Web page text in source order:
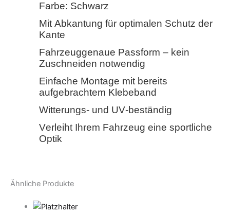
Farbe: Schwarz
Mit Abkantung für optimalen Schutz der
Kante
Fahrzeuggenaue Passform – kein
Zuschneiden notwendig
Einfache Montage mit bereits
aufgebrachtem Klebeband
Witterungs- und UV-beständig
Verleiht Ihrem Fahrzeug eine sportliche
Optik
Ähnliche Produkte